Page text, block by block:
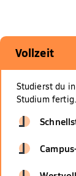
Vollzeit
Studierst du
Studium fertig.